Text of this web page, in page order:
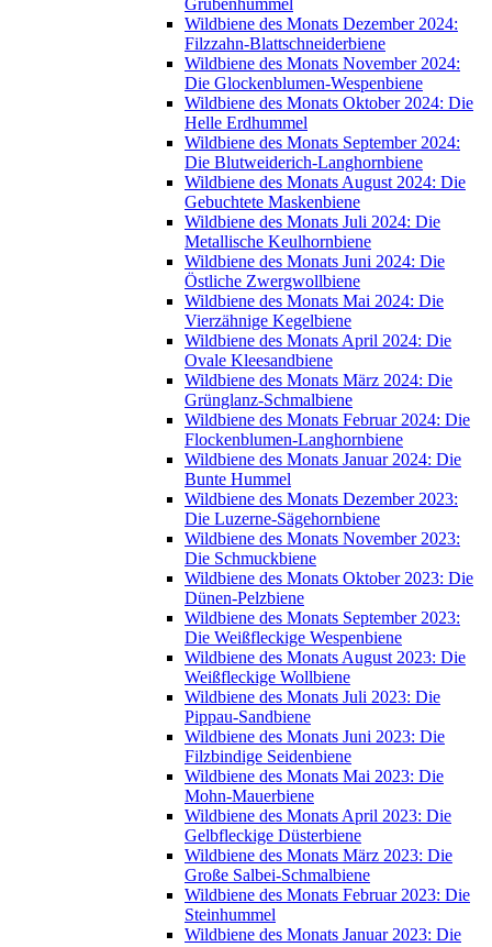
Grubenhummel
Wildbiene des Monats Dezember 2024:
Filzzahn-Blattschneiderbiene
Wildbiene des Monats November 2024:
Die Glockenblumen-Wespenbiene
Wildbiene des Monats Oktober 2024: Die
Helle Erdhummel
Wildbiene des Monats September 2024:
Die Blutweiderich-Langhornbiene
Wildbiene des Monats August 2024: Die
Gebuchtete Maskenbiene
Wildbiene des Monats Juli 2024: Die
Metallische Keulhornbiene
Wildbiene des Monats Juni 2024: Die
Östliche Zwergwollbiene
Wildbiene des Monats Mai 2024: Die
Vierzähnige Kegelbiene
Wildbiene des Monats April 2024: Die
Ovale Kleesandbiene
Wildbiene des Monats März 2024: Die
Grünglanz-Schmalbiene
Wildbiene des Monats Februar 2024: Die
Flockenblumen-Langhornbiene
Wildbiene des Monats Januar 2024: Die
Bunte Hummel
Wildbiene des Monats Dezember 2023:
Die Luzerne-Sägehornbiene
Wildbiene des Monats November 2023:
Die Schmuckbiene
Wildbiene des Monats Oktober 2023: Die
Dünen-Pelzbiene
Wildbiene des Monats September 2023:
Die Weißfleckige Wespenbiene
Wildbiene des Monats August 2023: Die
Weißfleckige Wollbiene
Wildbiene des Monats Juli 2023: Die
Pippau-Sandbiene
Wildbiene des Monats Juni 2023: Die
Filzbindige Seidenbiene
Wildbiene des Monats Mai 2023: Die
Mohn-Mauerbiene
Wildbiene des Monats April 2023: Die
Gelbfleckige Düsterbiene
Wildbiene des Monats März 2023: Die
Große Salbei-Schmalbiene
Wildbiene des Monats Februar 2023: Die
Steinhummel
Wildbiene des Monats Januar 2023: Die